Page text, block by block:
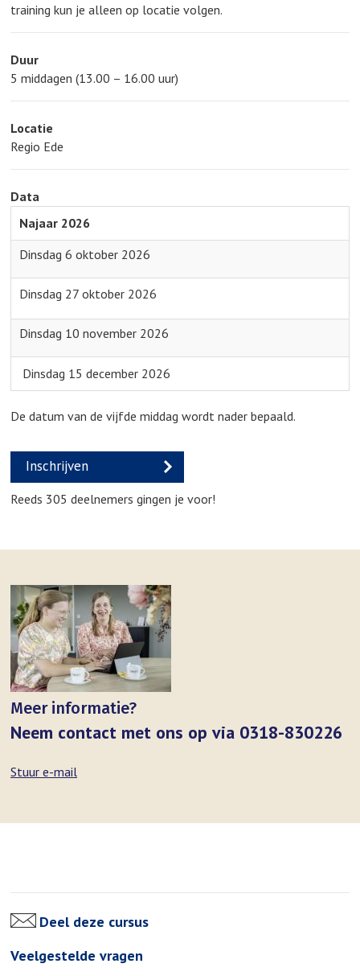
training kun je alleen op locatie volgen.
Duur
5 middagen (13.00 – 16.00 uur)
Locatie
Regio Ede
Data
Najaar 2026
Dinsdag 6 oktober 2026
Dinsdag 27 oktober 2026
Dinsdag 10 november 2026
Dinsdag 15 december 2026
De datum van de vijfde middag wordt nader bepaald.
Inschrijven
Reeds 305 deelnemers gingen je voor!
Meer informatie?
Neem contact met ons op via 0318-830226
Stuur e-mail
Deel deze cursus
Veelgestelde vragen